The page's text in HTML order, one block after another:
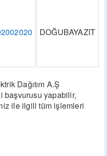
DOĞUBAYAZIT
Dağıtım A.Ş
başvurusu yapabilir,
ile ilgili tüm işlemleri